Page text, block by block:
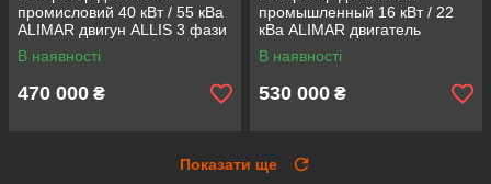
промисловий 40 кВт / 55 кВа
ALIMAR двигун ALLIS 3 фази
Дизельна електростанція
В наявності
470 000 ₴
промышленный 16 кВт / 22
кВа ALIMAR двигатель
PERKINS Дизельная
электростанция
В наявності
530 000 ₴
Показати ще